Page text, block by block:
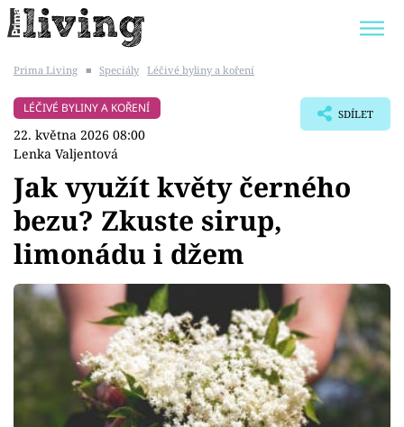
BYDLENÍ SLAVNÝCH
ZAHRADA
Témata
Bydlení
Zahrada
Design
Sledujte prima+
Prima Living ■ Speciály Léčivé byliny a koření
LÉČIVÉ BYLINY A KOŘENÍ
22. května 2026 08:00
Lenka Valjentová
SDÍLET
Jak využít květy černého
bezu? Zkuste sirup,
limonádu i džem